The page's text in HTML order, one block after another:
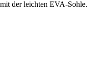
mit der leichten EVA-Sohle.